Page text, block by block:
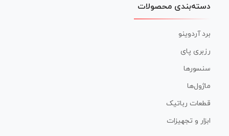
دسته‌بندی محصولات
برد آردوینو
رزبری پای
سنسورها
ماژول‌ها
قطعات رباتیک
ابزار و تجهیزات